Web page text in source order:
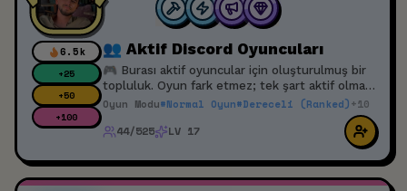
6.5k
+25
+50
+100
👥 Aktif Discord Oyuncuları
🎮 Burası aktif oyuncular için oluşturulmuş bir
topluluk. Oyun fark etmez; tek şart aktif olmak
ve oyun oynamak. İstediğin zaman havuzdan bir
ekip arkadaşı bulabilir, birlikte oyuna girebilirsin.
Toxic olmayan ve saygılı oyuncular arıyoruz. 🚀
Oyun Modu#Normal Oyun#Dereceli (Ranked)+10
44/525 LV 17